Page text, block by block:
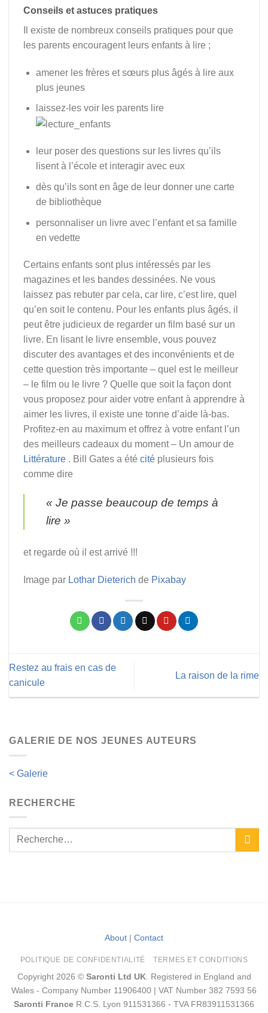
GALERIE DE NOS JEUNES AUTEURS
< Galerie
RECHERCHE
Conseils et astuces pratiques
Il existe de nombreux conseils pratiques pour que
les parents encouragent leurs enfants à lire ;
amener les frères et sœurs plus âgés à lire aux
plus jeunes
laissez-les voir les parents lire
leur poser des questions sur les livres qu’ils
lisent à l’école et interagir avec eux
dès qu’ils sont en âge de leur donner une carte
de bibliothèque
personnaliser un livre avec l’enfant et sa famille
en vedette
Certains enfants sont plus intéressés par les
magazines et les bandes dessinées. Ne vous
laissez pas rebuter par cela, car lire, c’est lire, quel
qu’en soit le contenu. Pour les enfants plus âgés, il
peut être judicieux de regarder un film basé sur un
livre. En lisant le livre ensemble, vous pouvez
discuter des avantages et des inconvénients et de
cette question très importante – quel est le meilleur
– le film ou le livre ? Quelle que soit la façon dont
vous proposez pour aider votre enfant à apprendre à
aimer les livres, il existe une tonne d’aide là-bas.
Profitez-en au maximum et offrez à votre enfant l’un
des meilleurs cadeaux du moment – Un amour de
Littérature . Bill Gates a été cité plusieurs fois
comme dire
« Je passe beaucoup de temps à
lire »
et regarde où il est arrivé !!!
Image par Lothar Dieterich de Pixabay
Restez au frais en cas de
canicule
La raison de la rime
About | Contact
POLITIQUE DE CONFIDENTIALITÉ TERMES ET CONDITIONS
Copyright 2026 © Saronti Ltd UK. Registered in England and
Wales - Company Number 11906400 | VAT Number 382 7593 56
Saronti France R.C.S. Lyon 911531366 - TVA FR83911531366